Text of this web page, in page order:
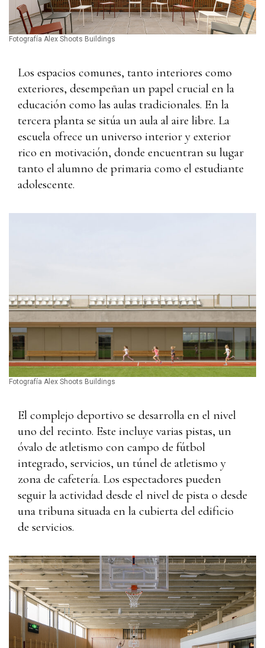
Fotografía Alex Shoots Buildings
Los espacios comunes, tanto interiores como
exteriores, desempeñan un papel crucial en la
educación como las aulas tradicionales. En la
tercera planta se sitúa un aula al aire libre. La
escuela ofrece un universo interior y exterior
rico en motivación, donde encuentran su lugar
tanto el alumno de primaria como el estudiante
adolescente.
Fotografía Alex Shoots Buildings
El complejo deportivo se desarrolla en el nivel
uno del recinto. Este incluye varias pistas, un
óvalo de atletismo con campo de fútbol
integrado, servicios, un túnel de atletismo y
zona de cafetería. Los espectadores pueden
seguir la actividad desde el nivel de pista o desde
una tribuna situada en la cubierta del edificio
de servicios.